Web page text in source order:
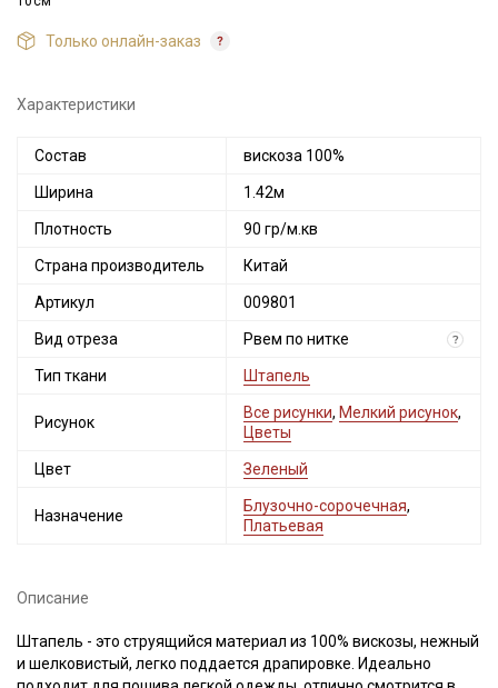
Только онлайн-заказ
Характеристики
Состав вискоза 100%
Ширина 1.42м
Плотность 90 гр/м.кв
Страна производитель Китай
Артикул 009801
Вид отреза Рвем по нитке ?
Тип ткани Штапель
Рисунок
Все рисунки, Мелкий рисунок,
Цветы
Цвет Зеленый
Назначение
Блузочно-сорочечная,
Платьевая
Описание
Штапель - это струящийся материал из 100% вискозы, нежный
и шелковистый, легко поддается драпировке. Идеально